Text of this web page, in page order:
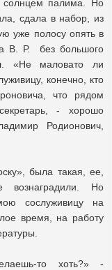
солнцем палима. Но
сдала в набор, из
уже полосу опять в
В. Р. без большого
«Не маловато ли
конечно, кто
что рядом
- хорошо
Родионович,
была такая, ее,
Но
сослуживицу на
время, на работу
то хоть?» -